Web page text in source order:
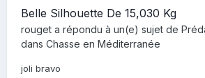
Belle Silhouette De 15,030 Kg
rouget a répondu à un(e) sujet de
dans Chasse en Méditerranée
joli bravo